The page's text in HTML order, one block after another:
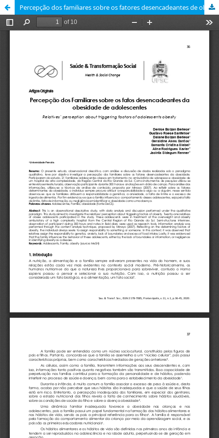
Percepção dos familiares sobre os fatores desencadeantes de obesidade de adolescentes